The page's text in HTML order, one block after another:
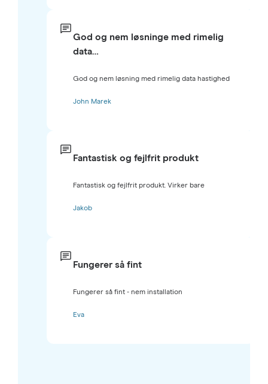
God og nem løsninge med rimelig
data…
God og nem løsning med rimelig data hastighed
John Marek
Fantastisk og fejlfrit produkt
Fantastisk og fejlfrit produkt. Virker bare
Jakob
Fungerer så fint
Fungerer så fint - nem installation
Eva